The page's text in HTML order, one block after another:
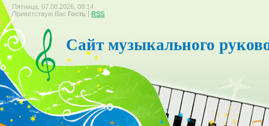
Пятница, 07.08.2026, 08:14
Приветствую Вас Гость | RSS
Сайт музыкального